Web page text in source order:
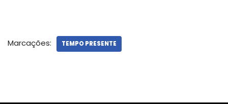
Marcações: TEMPO PRESENTE